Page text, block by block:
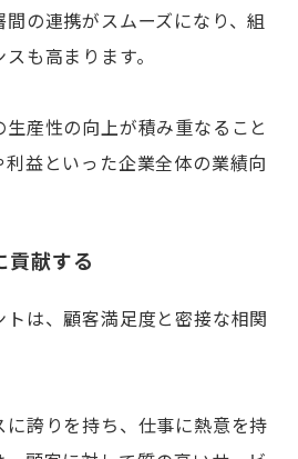
の連携がスムーズになり、組
も高まります。
産性の向上が積み重なること
益といった企業全体の業績向
貢献する
は、顧客満足度と密接な相関
誇りを持ち、仕事に熱意を持